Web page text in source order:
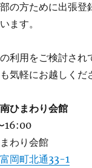
の方ために出張登
ます。
利用をご検討され
気軽にお越しくだ
ひまわり会館
16:00
わり会館
岡町北通33-1